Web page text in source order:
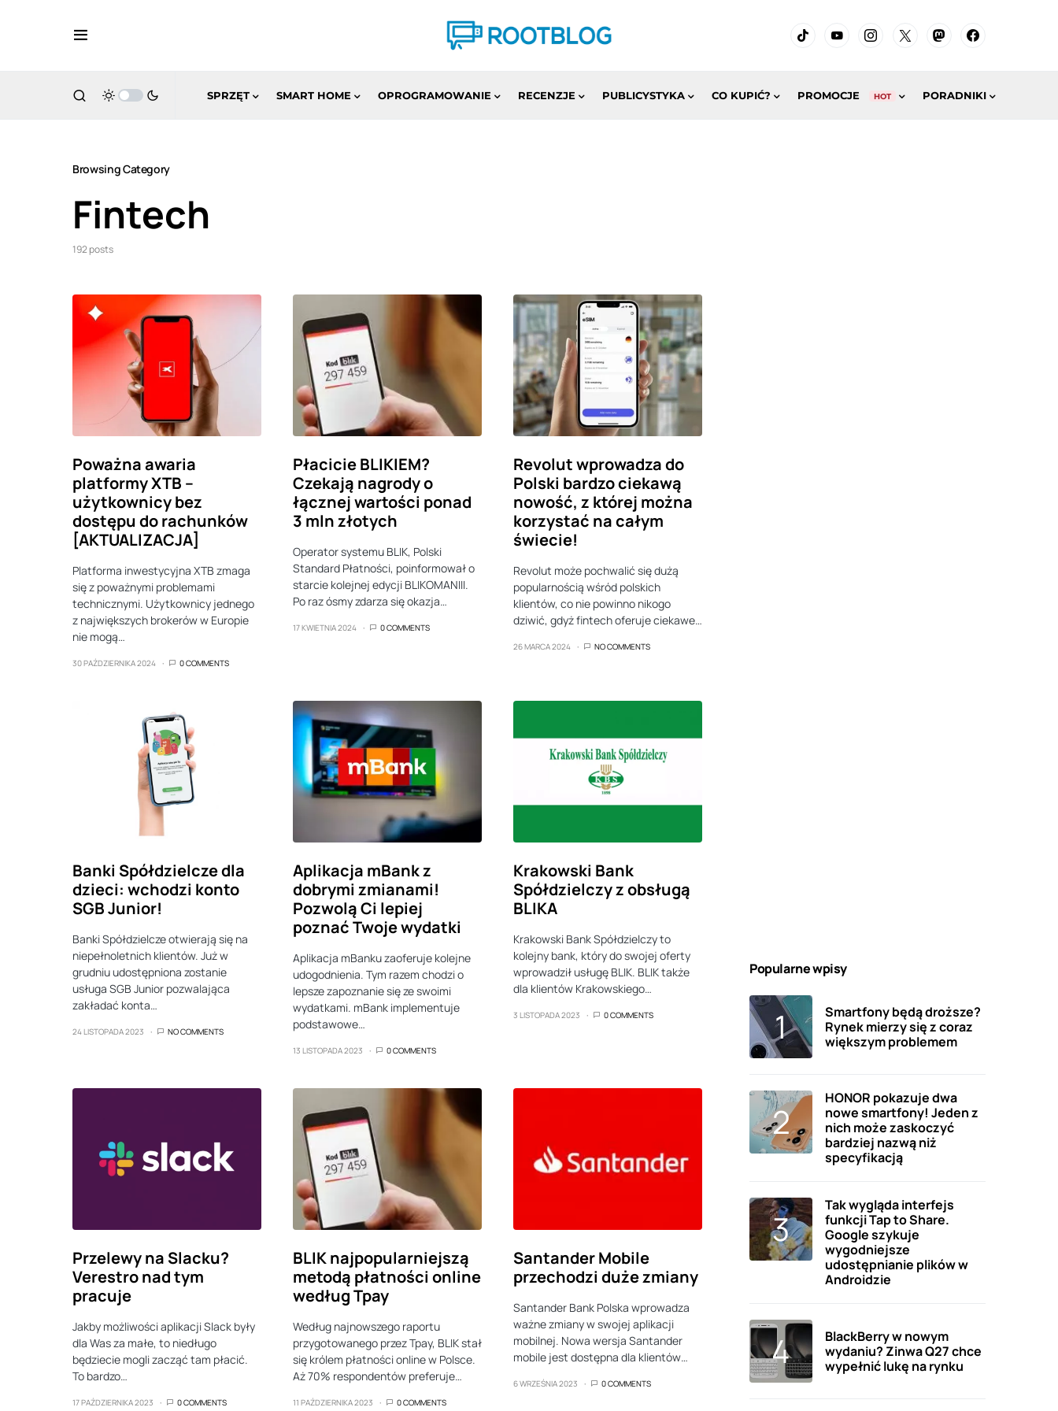
SPRZĘT SMART HOME OPROGRAMOWANIE RECENZJE PUBLICYSTYKA CO KUPIĆ? PROMOCJE HOT PORADNIKI
Browsing Category
Fintech
192 posts
Poważna awaria
platformy XTB –
użytkownicy bez
dostępu do rachunków
[AKTUALIZACJA]
Platforma inwestycyjna XTB zmaga
się z poważnymi problemami
technicznymi. Użytkownicy jednego
z największych brokerów w Europie
nie mogą…
30 PAŹDZIERNIKA 2024 0 COMMENTS
Płacicie BLIKIEM?
Czekają nagrody o
łącznej wartości ponad
3 mln złotych
Operator systemu BLIK, Polski
Standard Płatności, poinformował o
starcie kolejnej edycji BLIKOMANIII.
Po raz ósmy zdarza się okazja…
17 KWIETNIA 2024 0 COMMENTS
Revolut wprowadza do
Polski bardzo ciekawą
nowość, z której można
korzystać na całym
świecie!
Revolut może pochwalić się dużą
popularnością wśród polskich
klientów, co nie powinno nikogo
dziwić, gdyż fintech oferuje ciekawe…
26 MARCA 2024 NO COMMENTS
Banki Spółdzielcze dla
dzieci: wchodzi konto
SGB Junior!
Banki Spółdzielcze otwierają się na
niepełnoletnich klientów. Już w
grudniu udostępniona zostanie
usługa SGB Junior pozwalająca
zakładać konta…
24 LISTOPADA 2023 NO COMMENTS
Aplikacja mBank z
dobrymi zmianami!
Pozwolą Ci lepiej
poznać Twoje wydatki
Aplikacja mBanku zaoferuje kolejne
udogodnienia. Tym razem chodzi o
lepsze zapoznanie się ze swoimi
wydatkami. mBank implementuje
podstawowe…
13 LISTOPADA 2023 0 COMMENTS
Krakowski Bank
Spółdzielczy z obsługą
BLIKA
Krakowski Bank Spółdzielczy to
kolejny bank, który do swojej oferty
wprowadził usługę BLIK. BLIK także
dla klientów Krakowskiego…
3 LISTOPADA 2023 0 COMMENTS
Przelewy na Slacku?
Verestro nad tym
pracuje
Jakby możliwości aplikacji Slack były
dla Was za małe, to niedługo
będziecie mogli zacząć tam płacić.
To bardzo…
17 PAŹDZIERNIKA 2023 0 COMMENTS
BLIK najpopularniejszą
metodą płatności online
według Tpay
Według najnowszego raportu
przygotowanego przez Tpay, BLIK stał
się królem płatności online w Polsce.
Aż 70% respondentów preferuje…
11 PAŹDZIERNIKA 2023 0 COMMENTS
Santander Mobile
przechodzi duże zmiany
Santander Bank Polska wprowadza
ważne zmiany w swojej aplikacji
mobilnej. Nowa wersja Santander
mobile jest dostępna dla klientów…
6 WRZEŚNIA 2023 0 COMMENTS
Popularne wpisy
Smartfony będą droższe?
Rynek mierzy się z coraz
większym problemem
HONOR pokazuje dwa
nowe smartfony! Jeden z
nich może zaskoczyć
bardziej nazwą niż
specyfikacją
Tak wygląda interfejs
funkcji Tap to Share.
Google szykuje
wygodniejsze
udostępnianie plików w
Androidzie
BlackBerry w nowym
wydaniu? Zinwa Q27 chce
wypełnić lukę na rynku